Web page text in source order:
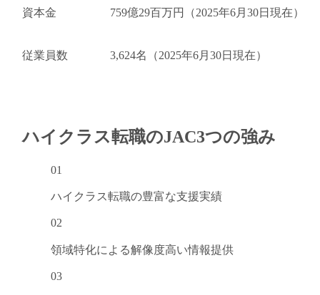
資本金 759億29百万円（2025年6月30日現在）
従業員数 3,624名（2025年6月30日現在）
ハイクラス転職のJAC3つの強み
01
ハイクラス転職の豊富な支援実績
02
領域特化による解像度高い情報提供
03